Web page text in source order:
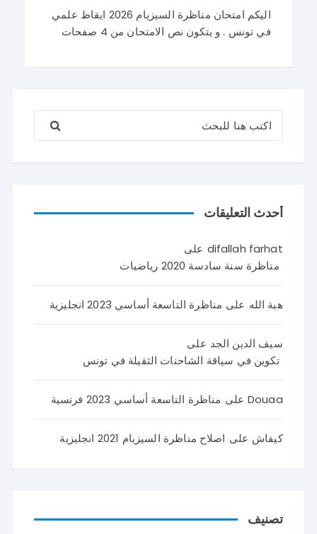
اليكم امتحان مناظرة السيزيام 2026 ايقاظ علمي
في تونس . و يتكون نص الامتحان من 4 صفحات
البحث عن:
أحدث التعليقات
difallah farhat على
مناظرة سنة سادسة 2020 رياضيات
هبة الله على مناظرة التاسعة أساسي 2023 انجليزية
سيف الدين الجد على
تكوين في سياقة الشاحنات الثقيلة في تونس
Douaa على مناظرة التاسعة أساسي 2023 فرنسية
كيفاش على اصلاح مناظرة السيزيام 2021 انجليزية
تصنيف